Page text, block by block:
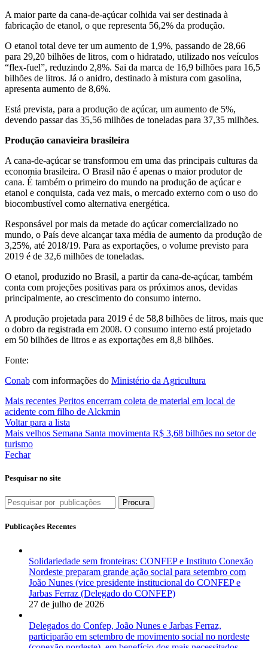
A maior parte da cana-de-açúcar colhida vai ser destinada à
fabricação de etanol, o que representa 56,2% da produção.
O etanol total deve ter um aumento de 1,9%, passando de 28,66
para 29,20 bilhões de litros, com o hidratado, utilizado nos veículos
“flex-fuel”, reduzindo 2,8%. Sai da marca de 16,9 bilhões para 16,5
bilhões de litros. Já o anidro, destinado à mistura com gasolina,
apresenta aumento de 8,6%.
Está prevista, para a produção de açúcar, um aumento de 5%,
devendo passar das 35,56 milhões de toneladas para 37,35 milhões.
Produção canavieira brasileira
A cana-de-açúcar se transformou em uma das principais culturas da
economia brasileira. O Brasil não é apenas o maior produtor de
cana. É também o primeiro do mundo na produção de açúcar e
etanol e conquista, cada vez mais, o mercado externo com o uso do
biocombustível como alternativa energética.
Responsável por mais da metade do açúcar comercializado no
mundo, o País deve alcançar taxa média de aumento da produção de
3,25%, até 2018/19. Para as exportações, o volume previsto para
2019 é de 32,6 milhões de toneladas.
O etanol, produzido no Brasil, a partir da cana-de-açúcar, também
conta com projeções positivas para os próximos anos, devidas
principalmente, ao crescimento do consumo interno.
A produção projetada para 2019 é de 58,8 bilhões de litros, mais que
o dobro da registrada em 2008. O consumo interno está projetado
em 50 bilhões de litros e as exportações em 8,8 bilhões.
Fonte:
Conab com informações do Ministério da Agricultura
Mais recentes Peritos encerram coleta de material em local de
acidente com filho de Alckmin
Voltar para a lista
Mais velhos Semana Santa movimenta R$ 3,68 bilhões no setor de
turismo
Fechar
Pesquisar no site
Procura
Publicações Recentes
Solidariedade sem fronteiras: CONFEP e Instituto Conexão
Nordeste preparam grande ação social para setembro com
João Nunes (vice presidente institucional do CONFEP e
Jarbas Ferraz (Delegado do CONFEP)
27 de julho de 2026
Delegados do Confep, João Nunes e Jarbas Ferraz,
participarão em setembro de movimento social no nordeste